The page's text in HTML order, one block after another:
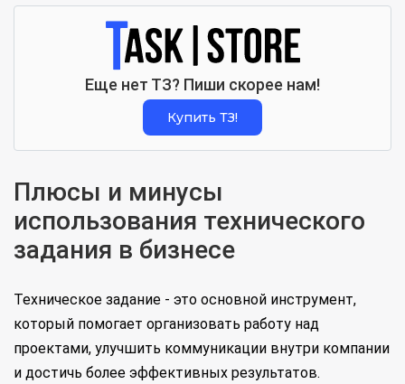
Еще нет ТЗ? Пиши скорее нам!
Купить ТЗ!
Плюсы и минусы
использования технического
задания в бизнесе
Техническое задание - это основной инструмент,
который помогает организовать работу над
проектами, улучшить коммуникации внутри компании
и достичь более эффективных результатов.